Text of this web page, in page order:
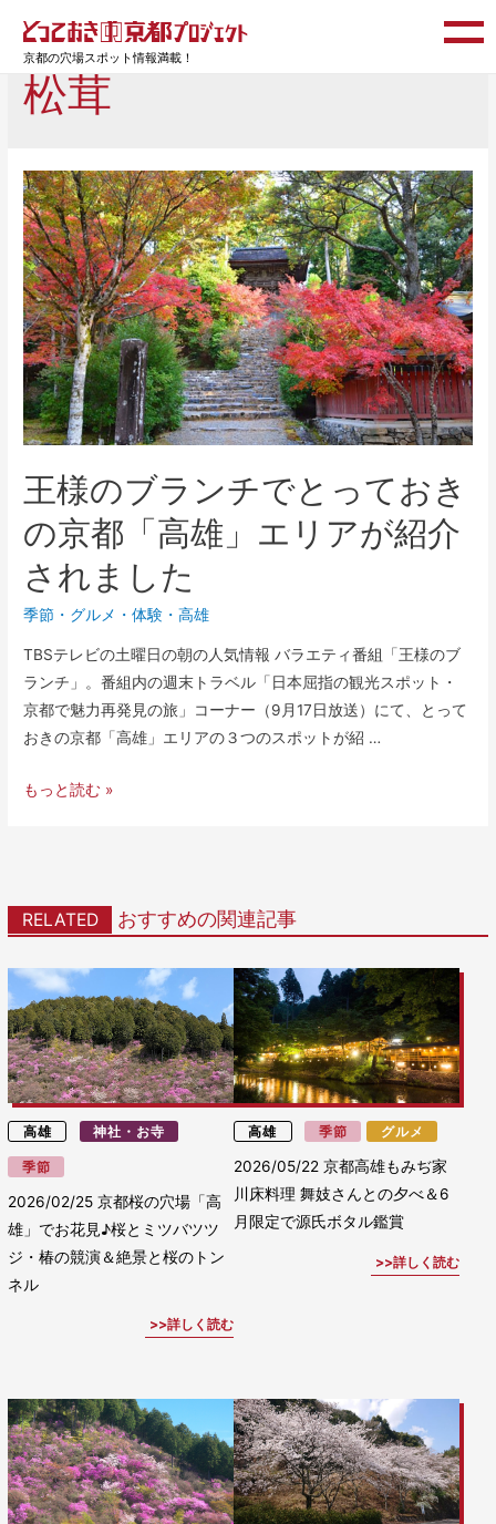
京都の穴場スポット情報満載！
松茸
王様のブランチでとっておき
の京都「高雄」エリアが紹介
されました
季節 ・ グルメ ・体験 ・高雄
TBSテレビの土曜日の朝の人気情報 バラエティ番組「王様のブ
ランチ」。番組内の週末トラベル「日本屈指の観光スポット・
京都で魅力再発見の旅」コーナー（9月17日放送）にて、とって
おきの京都「高雄」エリアの３つのスポットが紹 …
もっと読む »
RELATED おすすめの関連記事
高雄 神社・お寺
季節
2026/02/25京都桜の穴場「高
雄」でお花見♪桜とミツバツツ
ジ・椿の競演＆絶景と桜のトン
ネル
詳しく読む
高雄 季節 グルメ
2026/05/22 京都高雄もみぢ家
川床料理 舞妓さんとの夕べ＆6
月限定で源氏ボタル鑑賞
詳しく読む